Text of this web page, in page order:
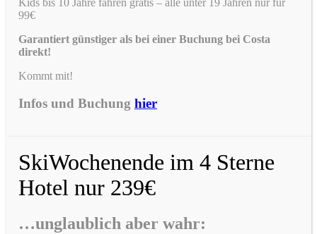
99€
Garantiert günstiger als bei einer Buchung bei Costa
direkt!
Kommt mit!
Infos und Buchung hier
SkiWochenende im 4 Sterne
Hotel nur 239€
…unglaublich aber wahr: